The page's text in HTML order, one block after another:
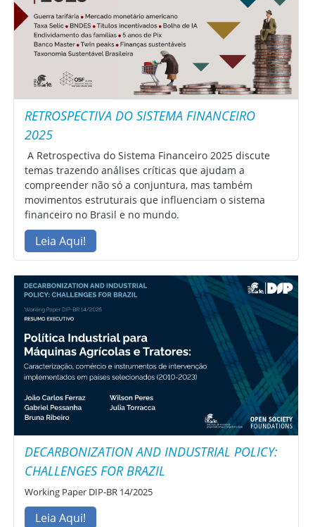
RETROSPECTIVA DO SISTEMA FINANCEIRO
2025
A Retrospectiva do Sistema Financeiro 2025 discute
temas trazendo análises críticas que ajudam a
compreender não só a conjuntura, mas também
movimentos estruturais que influenciam o sistema
financeiro no Brasil e no mundo.
Leia Aqui!
DECARBONIZATION AND INDUSTRIAL POLICY:
CHALLENGES FOR BRAZIL
Working Paper DIP-BR 14/2025
Leia Aqui!